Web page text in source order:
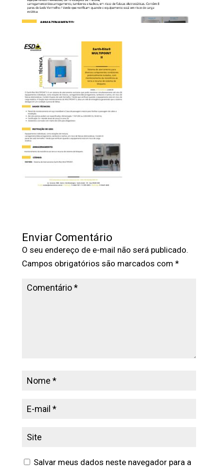
Enviar Comentário
O seu endereço de e-mail não será publicado.
Campos obrigatórios são marcados com *
Salvar meus dados neste navegador para a